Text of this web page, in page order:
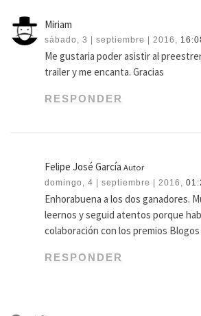
Miriam
sábado, 3 | septiembre | 2016,
Me gustaria poder asistir al
trailer y me encanta. Gracias
RESPONDER
Felipe José GarcíaAutor
domingo, 4 | septiembre | 2016,
Enhorabuena a los dos ganadores.
leernos y seguid atentos porque
colaboración con los premios Blogos
RESPONDER